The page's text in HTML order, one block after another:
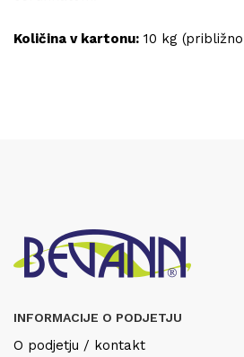
Količina v kartonu: 10 kg
INFORMACIJE O PODJETJU
O podjetju / kontakt